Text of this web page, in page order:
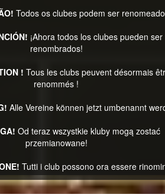
Todos os clubes podem ser
¡Ahora todos los clubes pueden ser
renombrados!
! Tous les clubs peuvent désormais
renommés !
Alle Vereine können jetzt umbenannt
Od teraz wszystkie kluby mogą zostać
przemianowane!
Tutti i club possono ora essere